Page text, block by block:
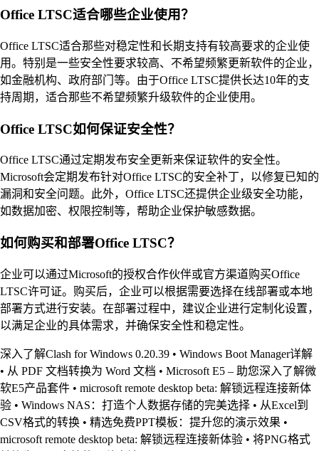
Office LTSC适合哪些企业使用？
Office LTSC适合那些对稳定性和长期支持有较高要求的企业使
用。特别是一些安全性要求较高、不希望频繁更新软件的企业，
如金融机构、政府部门等。由于Office LTSC提供长达10年的支
持周期，适合那些不希望频繁升级软件的企业使用。
Office LTSC如何保证安全性？
Office LTSC通过定期发布安全更新来保证软件的安全性。
Microsoft会定期发布针对Office LTSC的安全补丁，以修复已知的
漏洞和安全问题。此外，Office LTSC还提供企业级安全功能，
如数据加密、权限控制等，帮助企业保护敏感数据。
如何购买和部署Office LTSC？
企业可以通过Microsoft的授权合作伙伴或官方渠道购买Office
LTSC许可证。购买后，企业可以根据需要选择在线部署或本地
部署方式进行安装。在部署过程中，建议企业进行定制化设置，
以满足企业的具体需求，并确保安全性和稳定性。
深入了解Clash for Windows 0.20.39 • Windows Boot Manager详解
• 从 PDF 文档转换为 Word 文档 • Microsoft E5 – 助您深入了解微
软E5产品套件 • microsoft remote desktop beta: 解锁远程连接新体
验 • Windows NAS：打造个人数据存储的完美选择 • 从Excel到
CSV格式的转换 • 精选免费PPT模板：提升您的演示效果 •
microsoft remote desktop beta: 解锁远程连接新体验 • 将PNG格式